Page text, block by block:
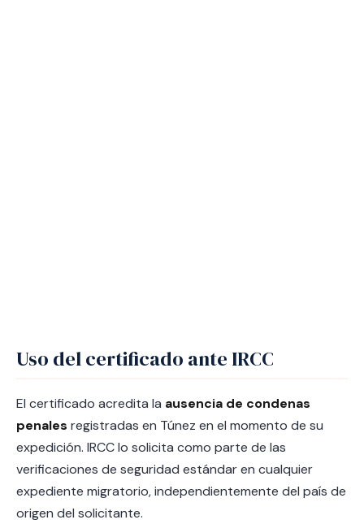
Uso del certificado ante IRCC
El certificado acredita la ausencia de condenas
penales registradas en Túnez en el momento de su
expedición. IRCC lo solicita como parte de las
verificaciones de seguridad estándar en cualquier
expediente migratorio, independientemente del país de
origen del solicitante.